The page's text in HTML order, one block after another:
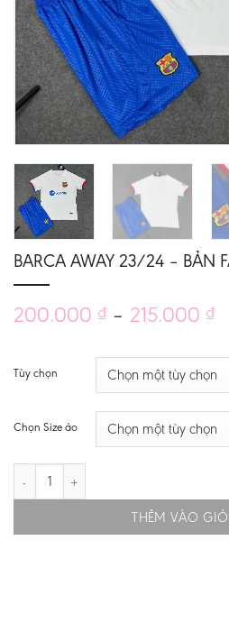
BARCA AWAY 23/24 – BẢN
200.000 ₫ – 215.000 ₫
Tùy chọn
Chọn Size áo
BARCA AWAY 23/24 - BẢN FAN - CẢ
THÊM VÀO